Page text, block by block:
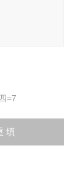
=7